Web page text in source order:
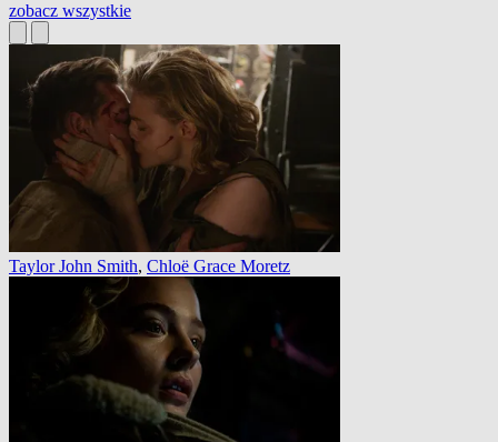
zobacz wszystkie
Taylor John Smith, Chloë Grace Moretz